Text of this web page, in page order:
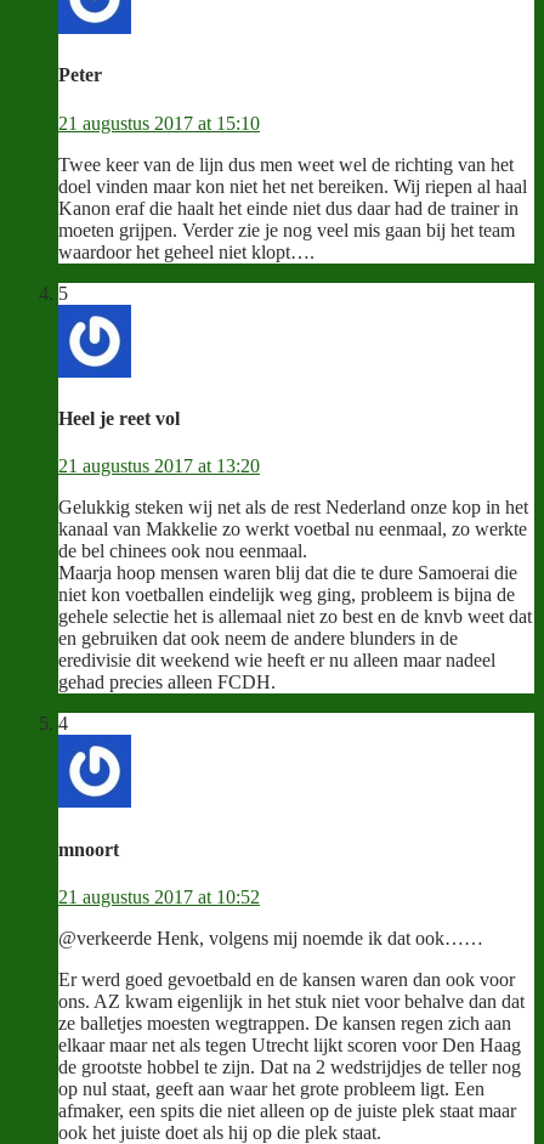
Peter
21 augustus 2017 at 15:10
Twee keer van de lijn dus men weet wel de richting van het
doel vinden maar kon niet het net bereiken. Wij riepen al haal
Kanon eraf die haalt het einde niet dus daar had de trainer in
moeten grijpen. Verder zie je nog veel mis gaan bij het team
waardoor het geheel niet klopt….
5
Heel je reet vol
21 augustus 2017 at 13:20
Gelukkig steken wij net als de rest Nederland onze kop in het
kanaal van Makkelie zo werkt voetbal nu eenmaal, zo werkte
de bel chinees ook nou eenmaal.
Maarja hoop mensen waren blij dat die te dure Samoerai die
niet kon voetballen eindelijk weg ging, probleem is bijna de
gehele selectie het is allemaal niet zo best en de knvb weet dat
en gebruiken dat ook neem de andere blunders in de
eredivisie dit weekend wie heeft er nu alleen maar nadeel
gehad precies alleen FCDH.
4
mnoort
21 augustus 2017 at 10:52
@verkeerde Henk, volgens mij noemde ik dat ook……
Er werd goed gevoetbald en de kansen waren dan ook voor
ons. AZ kwam eigenlijk in het stuk niet voor behalve dan dat
ze balletjes moesten wegtrappen. De kansen regen zich aan
elkaar maar net als tegen Utrecht lijkt scoren voor Den Haag
de grootste hobbel te zijn. Dat na 2 wedstrijdjes de teller nog
op nul staat, geeft aan waar het grote probleem ligt. Een
afmaker, een spits die niet alleen op de juiste plek staat maar
ook het juiste doet als hij op die plek staat.